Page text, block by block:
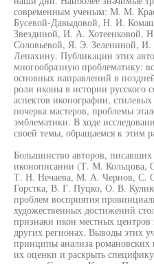
современным ученым: М. М.
Бусевой-Давыдовой, Н. И.
Звездиной, И. А. Хотеенковой,
Соловьевой, Я. Э. Зелениной,
Лепахину. Публикации этих
многообразную проблематику:
основных направлений в
роли иконы в истории русского
аспектов иконографии,
почерка мастеров, проблемы
эмблематики. В ходе
своей темы, обращаемся к этим
Большинство авторов,
иконописании (Т. М. Кольцова,
Т. Н. Нечаева, М. А. Чернов, С.
Горстка, В. Г. Пуцко, О. В.
проблем восприятия
художественных достижений
признаки икон местных
других регионах. Выводы этих
принципы анализа романовских
их оценки и раскрыть